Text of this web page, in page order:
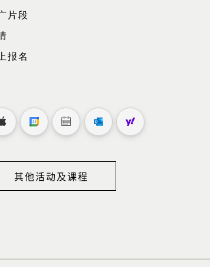
片段
报名
其他活动及课程